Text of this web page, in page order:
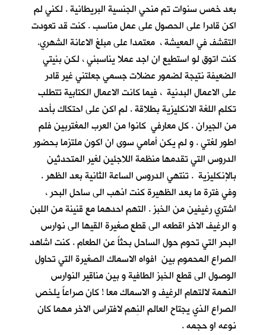
بعد خمس سنوات تم منحي الجنسية البريطانية . لكني لم
اكن قادرا على الحصول على عمل مناسب . كنت قد تعودت
التقشف في المعيشة ، معتمدا على مبلغ الاعانة الشهري.
كنت اتوق لو استطيع ان اجد عملا يناسبني ، لكن بنيتي
الضعيفة نتيجة لضمور عضلات جسمي جعلتني غير قادر
على الاعمال البدنية ، فيما كانت الاعمال الكتابية تتطلب
تكلم اللغة الانكليزية بطلاقة . لم اكن على احتكاك بأحد
من الجيران . كل معارفي كانوا من العرب المغتربين فلم
اطور لغتي . و لم يكن أمامي سوى ان اكون ملتزما بحضور
الدروس التي تقدمها منظمة اللاجئين لغير المتحدثين
بالإنكليزية . تنتهي الدروس الساعة الثانية بعد الظهر .
وفي فترة ما بعد الظهيرة كنت اذهب الى ساحل البحر ،
اشتري رغيفين من الخبز . التهم احدهما مع قنينة من اللبن
و الرغيف الاخر اقطعه الى قطع صغيرة القيها الى نوارس
البحر التي تحوم حول الساحل بحثاً عن الطعام . كنت اشاهد
الصراع المحموم بين افواه الاسماك الصغيرة التي تحاول
الوصول الى قطع الخبز الطافية و بين مناقير النوارس
النهمة لالتهام الرغيف و الاسماك معا ! كان صراعاً يلخص
الصراع الذي يجتاح العالم النِهم لافتراس الاخر مهما كان
نوعه او حجمه .